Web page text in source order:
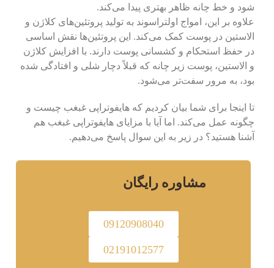
شود و خط چانه ظاهر بهتری پیدا می‌کند.
علاوه بر این، امواج اولتراسوند به تولید پروتئین‌های کلاژن و
الاستین در پوست کمک می‌کند. این پروتئین‌ها نقش اساسی
در حفظ استحکام و کشسانی پوست دارند. با افزایش کلاژن
و الاستین، پوست زیر چانه که قبلاً دچار شلی و افتادگی شده
بود، به مرور سفت‌تر می‌شود.
تا اینجا برای شما بیان کردیم که هایفوتراپی غبغب چیست و
چگونه عمل می‌کند. اما آیا با مزایای هایفوتراپی غبغب هم
آشنا هستید؟ در زیر به این سوال پاسخ می‌دهیم.
مشاوره رایگان
09120908040
02191012577